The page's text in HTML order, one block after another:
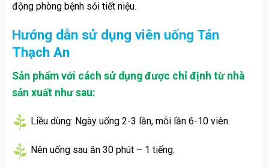
động phòng bệnh sỏi tiết niệu.
Hướng dẫn sử dụng viên uống Tán
Thạch An
Sản phẩm với cách sử dụng được chỉ định từ nhà
sản xuất như sau:
Liều dùng: Ngày uống 2-3 lần, mỗi lần 6-10 viên.
Nên uống sau ăn 30 phút – 1 tiếng.